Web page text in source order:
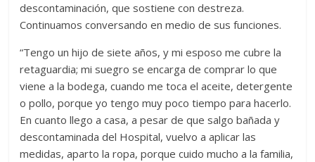
descontaminación, que sostiene con destreza.
Continuamos conversando en medio de sus funciones.
“Tengo un hijo de siete años, y mi esposo me cubre la
retaguardia; mi suegro se encarga de comprar lo que
viene a la bodega, cuando me toca el aceite, detergente
o pollo, porque yo tengo muy poco tiempo para hacerlo.
En cuanto llego a casa, a pesar de que salgo bañada y
descontaminada del Hospital, vuelvo a aplicar las
medidas, aparto la ropa, porque cuido mucho a la familia,